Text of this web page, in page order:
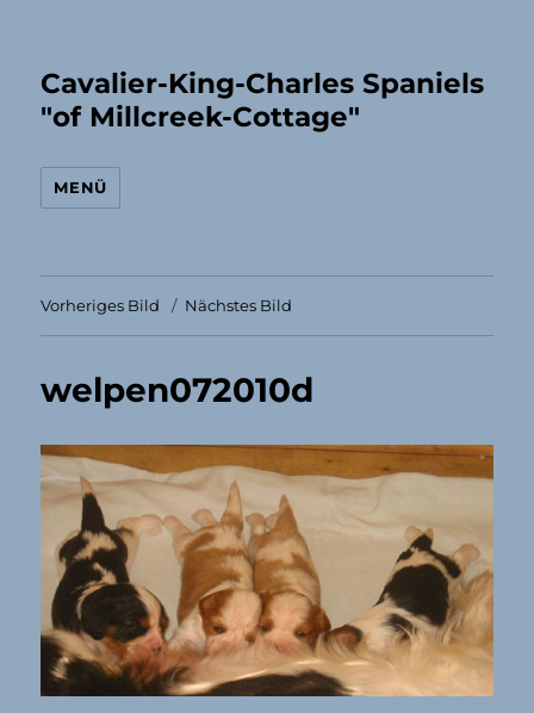
Cavalier-King-Charles Spaniels
"of Millcreek-Cottage"
MENÜ
Vorheriges Bild Nächstes Bild
welpen072010d